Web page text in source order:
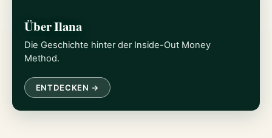
Über Ilana
Die Geschichte hinter der Inside-Out Money
Method.
ENTDECKEN →